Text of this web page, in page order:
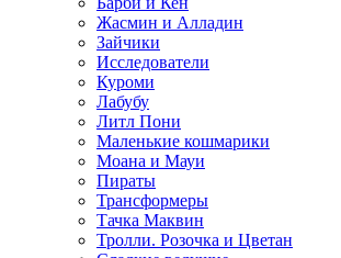
Жасмин и Алладин
Зайчики
Исследователи
Куроми
Лабубу
Литл Пони
Маленькие кошмарики
Моана и Мауи
Пираты
Трансформеры
Тачка Маквин
Тролли. Розочка и Цветан